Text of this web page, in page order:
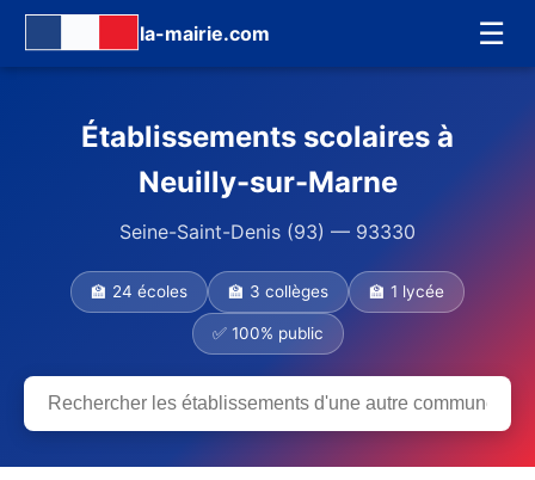
la-mairie.com ☰
Établissements scolaires à
Neuilly-sur-Marne
Seine-Saint-Denis (93) — 93330
🏫 24 écoles 🏫 3 collèges 🏫 1 lycée
✅ 100% public